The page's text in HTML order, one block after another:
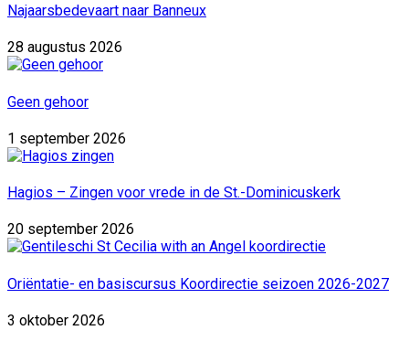
Najaarsbedevaart naar Banneux
28 augustus 2026
Geen gehoor
1 september 2026
Hagios – Zingen voor vrede in de St.-Dominicuskerk
20 september 2026
Oriëntatie- en basiscursus Koordirectie seizoen 2026-2027
3 oktober 2026